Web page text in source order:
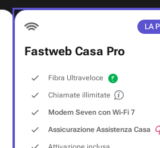
LA
Fastweb Casa Pro
Fibra Ultraveloce
Chiamate illimitate
Modem Seven con Wi‑Fi 7
Assicurazione Assistenza Casa